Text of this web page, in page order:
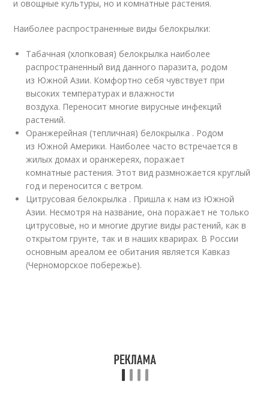
и овощные культуры, но и комнатные растения.
Наиболее распространенные виды белокрылки:
Табачная (хлопковая) белокрылка наиболее
распространенный вид данного паразита, родом
из Южной Азии. Комфортно себя чувствует при
высоких температурах и влажности
воздуха. Переносит многие вирусные инфекций
растений.
Оранжерейная (тепличная) белокрылка . Родом
из Южной Америки. Наиболее часто встречается в
жилых домах и оранжереях, поражает
комнатные растения. Этот вид размножается круглый
год и переносится с ветром.
Цитрусовая белокрылка . Пришла к нам из Южной
Азии. Несмотря на название, она поражает не только
цитрусовые, но и многие другие виды растений, как в
открытом грунте, так и в наших кварирах. В России
основным ареалом ее обитания является Кавказ
(Черноморское побережье).